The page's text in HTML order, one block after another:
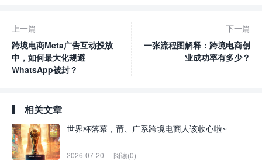
上一篇
跨境电商Meta广告互动投放
中，如何最大化规避
WhatsApp被封？
下一篇
一张流程图解释：跨境电商创
业成功率有多少？
相关文章
世界杯落幕，莆、广系跨境电商人该收心啦~
2026-07-20 阅读(0)